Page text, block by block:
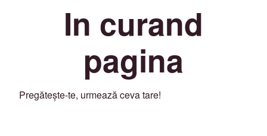
In curand
pagina
Pregătește-te, urmează ceva tare!